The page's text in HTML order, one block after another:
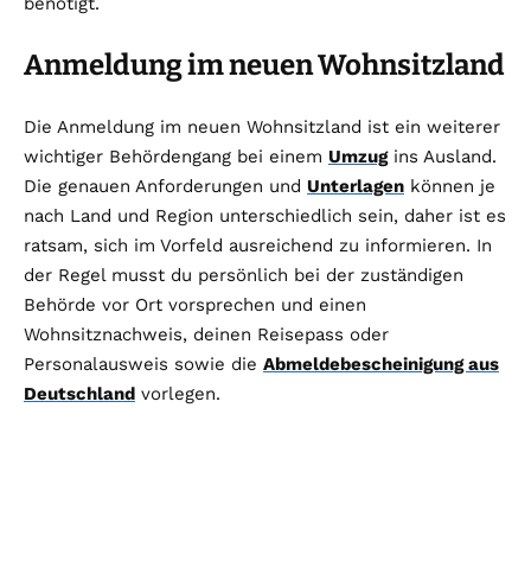
Anmeldung im neuen Wohnsitzland
Die Anmeldung im neuen Wohnsitzland ist ein weiterer
wichtiger Behördengang bei einem Umzugins Ausland.
Die genauen Anforderungen und Unterlagen können je
nach Land und Region unterschiedlich sein, daher ist es
ratsam, sich im Vorfeld ausreichend zu informieren. In
der Regel musst du persönlich bei der zuständigen
Behörde vor Ort vorsprechen und einen
Wohnsitznachweis, deinen Reisepass oder
Personalausweis sowie die Abmeldebescheinigung aus
Deutschland vorlegen.